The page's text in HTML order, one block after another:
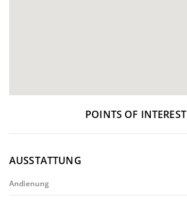
POINTS OF INTEREST
AUSSTATTUNG
Andienung